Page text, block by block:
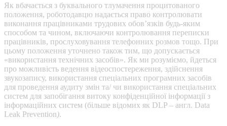
Як вбачається з буквального тлумачення процитованого
положення, роботодавцю надається право контролювати
виконання працівниками трудових обов’язків будь-яким
способом та чином, включаючи контролювання переписки
працівників, прослуховування телефонних розмов тощо. При
цьому положення уточнено також тим, що допускається
«використання технічних засобів». Як ми розуміємо, йдеться
про можливість ведення відеоспостереження, здійснення
звукозапису, використання спеціальних програмних засобів
для проведення аудиту змін та/ чи використання спеціальних
систем для запобігання витоку конфіденційної інформації з
інформаційних систем (більше відомих як DLP – англ. Data
Leak Prevention).